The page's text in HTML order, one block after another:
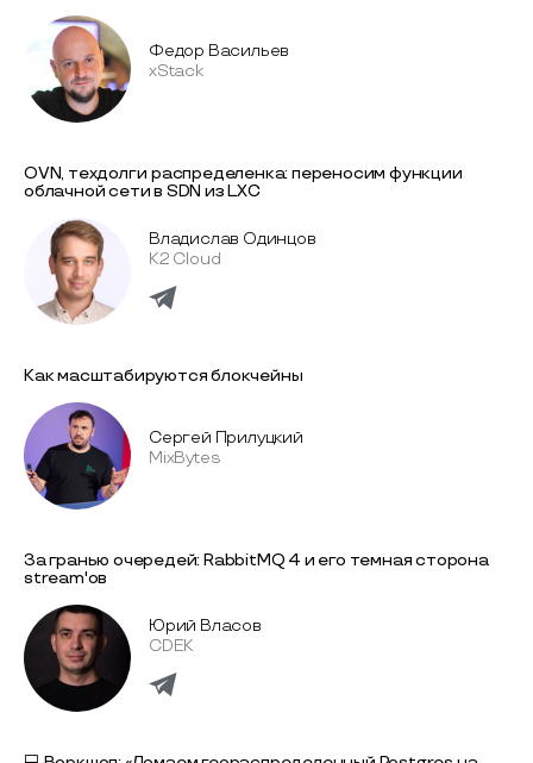
Федор Васильев
xStack
OVN, техдолг и распределенка: переносим функции
облачной сети в SDN из LXC
Владислав Одинцов
K2 Cloud
Как масштабируются блокчейны
Сергей Прилуцкий
MixBytes
За гранью очередей: RabbitMQ 4 и его темная сторона
stream'ов
Юрий Власов
CDEK